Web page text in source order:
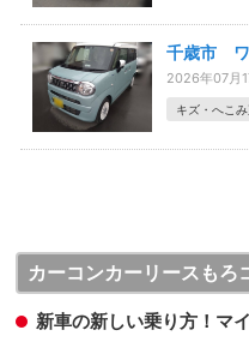
千歳市 ワ
2026年07月
キズ・へこみ
カーコンカーリースもろ
新車の新しい乗り方！マ